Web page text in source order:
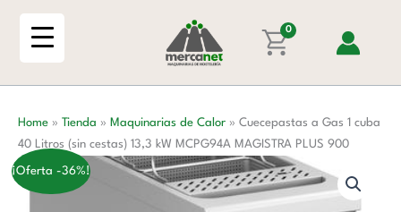
0
Home » Tienda » Maquinarias de Calor » Cuecepastas a Gas 1 cuba
40 Litros (sin cestas) 13,3 kW MCPG94A MAGISTRA PLUS 900
¡Oferta -36%!
cuba
40
Litros
cestas)
13,3
kW
MCPG94A